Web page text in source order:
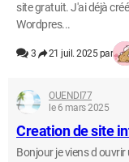
site gratuit. J'ai déjà
Wordpres...
3 21 juil. 2025 par
OUENDI77
le 6 mars 2025
Creation de site
Bonjour je viens d